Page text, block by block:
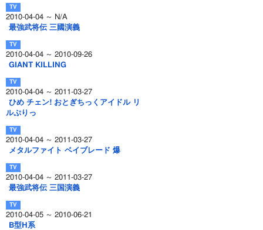
2010-04-04 ～ N/A
最強武将伝 三國演義
2010-04-04 ～ 2010-09-26
GIANT KILLING
2010-04-04 ～ 2011-03-27
ひめ チェン! おとぎちっくアイドル リ
ルぷりっ
2010-04-04 ～ 2011-03-27
メタルファイト ベイブレード 爆
2010-04-04 ～ 2011-03-27
最強武将伝 三国演義
2010-04-05 ～ 2010-06-21
B型H系